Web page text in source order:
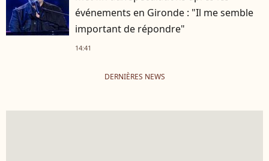
événements en Gironde : "Il me semble
important de répondre"
14:41
DERNIÈRES NEWS